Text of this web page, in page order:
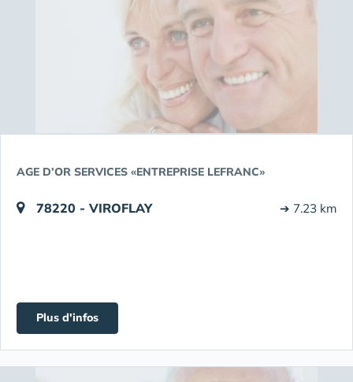
AGE D’OR SERVICES «ENTREPRISE LEFRANC»
78220 - VIROFLAY ➔ 7.23 km
Plus d'infos